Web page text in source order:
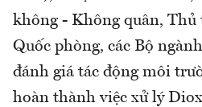
không - Không quân, Thủ
Quốc phòng, các Bộ
đánh giá tác động môi
hoàn thành việc xử lý